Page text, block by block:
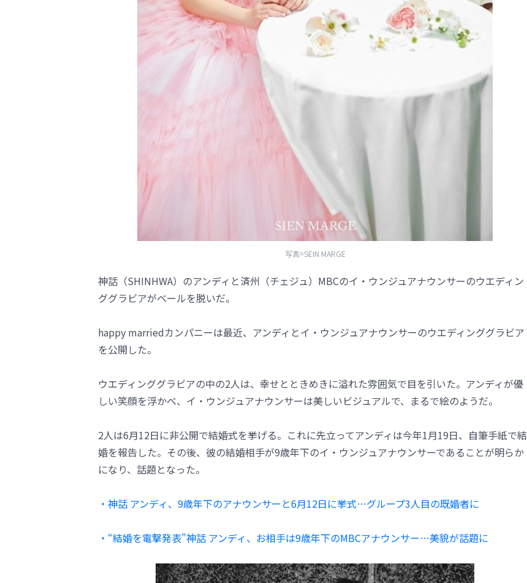
写真=SEIN MARGE
神話（SHINHWA）のアンディと済州（チェジュ）MBCのイ・ウンジュアナウンサーのウエディン
ググラビアがベールを脱いだ。
happy marriedカンパニーは最近、アンディとイ・ウンジュアナウンサーのウエディンググラビア
を公開した。
ウエディンググラビアの中の2人は、幸せとときめきに溢れた雰囲気で目を引いた。アンディが優
しい笑顔を浮かべ、イ・ウンジュアナウンサーは美しいビジュアルで、まるで絵のようだ。
2人は6月12日に非公開で結婚式を挙げる。これに先立ってアンディは今年1月19日、自筆手紙で結
婚を報告した。その後、彼の結婚相手が9歳年下のイ・ウンジュアナウンサーであることが明らか
になり、話題となった。
・神話 アンディ、9歳年下のアナウンサーと6月12日に挙式…グループ3人目の既婚者に
・“結婚を電撃発表”神話 アンディ、お相手は9歳年下のMBCアナウンサー…美貌が話題に